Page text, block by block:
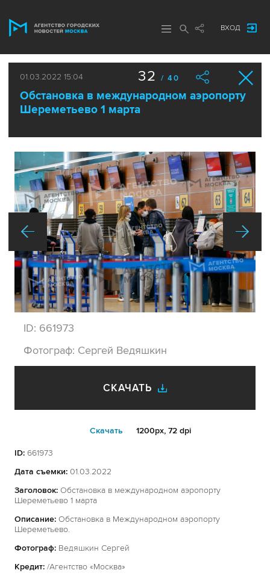
ВХОД
01.03.2022 15:04
Обстановка в международном аэропорту
Шереметьево 1 марта
32 / 40
ID: 661973
Фотограф: Сергей Ведяшкин
СКАЧАТЬ
Cкачать 1200px, 72 dpi
ID: 661973
Дата съемки: 01.03.2022
Заголовок: Обстановка в международном аэропорту
Шереметьево 1 марта
Описание: Обстановка в Международном аэропорту
Шереметьево.
Фотограф: Ведяшкин Сергей
Кредит: /Агентство «Москва»